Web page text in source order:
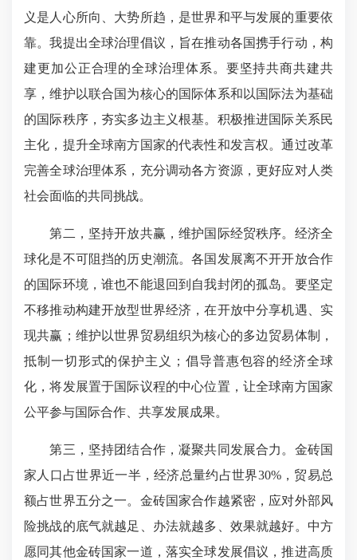
义是人心所向、大势所趋，是世界和平与发展的重要依
靠。我提出全球治理倡议，旨在推动各国携手行动，构
建更加公正合理的全球治理体系。要坚持共商共建共
享，维护以联合国为核心的国际体系和以国际法为基础
的国际秩序，夯实多边主义根基。积极推进国际关系民
主化，提升全球南方国家的代表性和发言权。通过改革
完善全球治理体系，充分调动各方资源，更好应对人类
社会面临的共同挑战。
第二，坚持开放共赢，维护国际经贸秩序。经济全
球化是不可阻挡的历史潮流。各国发展离不开开放合作
的国际环境，谁也不能退回到自我封闭的孤岛。要坚定
不移推动构建开放型世界经济，在开放中分享机遇、实
现共赢；维护以世界贸易组织为核心的多边贸易体制，
抵制一切形式的保护主义；倡导普惠包容的经济全球
化，将发展置于国际议程的中心位置，让全球南方国家
公平参与国际合作、共享发展成果。
第三，坚持团结合作，凝聚共同发展合力。金砖国
家人口占世界近一半，经济总量约占世界30%，贸易总
额占世界五分之一。金砖国家合作越紧密，应对外部风
险挑战的底气就越足、办法就越多、效果就越好。中方
愿同其他金砖国家一道，落实全球发展倡议，推进高质